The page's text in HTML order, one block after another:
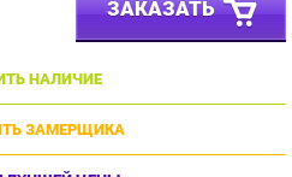
НАЛИЧИЕ
ЗАМЕРЩИКА
ЦЕНЫ